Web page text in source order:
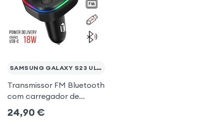
SAMSUNG GALAXY S23 ULTRA
Transmissor FM Bluetooth
com carregador de
isqueiro USB / USB-C, C2 -
Preto para Samsung
24,90 €